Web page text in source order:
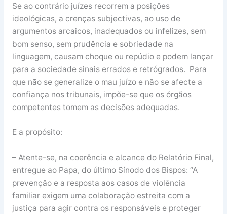
Se ao contrário juízes recorrem a posições
ideológicas, a crenças subjectivas, ao uso de
argumentos arcaicos, inadequados ou infelizes, sem
bom senso, sem prudência e sobriedade na
linguagem, causam choque ou repúdio e podem lançar
para a sociedade sinais errados e retrógrados. Para
que não se generalize o mau juízo e não se afecte a
confiança nos tribunais, impõe-se que os órgãos
competentes tomem as decisões adequadas.
E a propósito:
– Atente-se, na coerência e alcance do Relatório Final,
entregue ao Papa, do último Sínodo dos Bispos: “A
prevenção e a resposta aos casos de violência
familiar exigem uma colaboração estreita com a
justiça para agir contra os responsáveis e proteger